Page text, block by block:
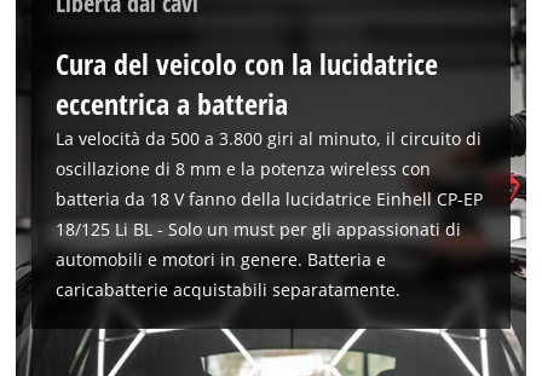
per caricare il servizio Google Maps !
This content is not permitted to load due
visitor. The website owner needs to setup
the site with their CMP to add this content
to the list of technologies used.
Powered byUsercentrics Consent
Management Platform
Cura del veicolo con la lucidatrice
eccentrica a batteria
La velocità da 500 a 3.800 giri al minuto, il circuito di
oscillazione di 8 mm e la potenza wireless con
batteria da 18 V fanno della lucidatrice Einhell CP-EP
18/125 Li BL - Solo un must per gli appassionati di
automobili e motori in genere. Batteria e
caricabatterie acquistabili separatamente.